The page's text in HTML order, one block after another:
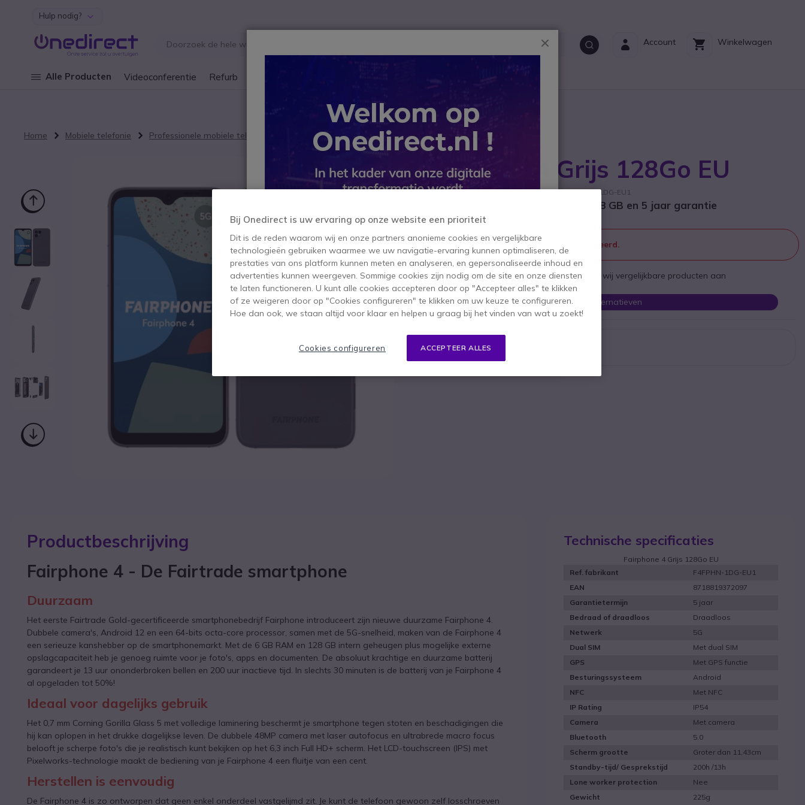
Ga naar de inhoud
Hulp nodig?
Winkelwagen
Account
Alle Producten Videoconferentie Refurb Waarom Onedirect?
B2B-webshop – Minimale bestelwaarde: 300 € (excl. btw)
Home Mobiele telefonie Professionele mobiele telefoons Rugged Smartphones Fairphone 4 Grijs 128Go EU
Fairphone 4 Grijs 128Go EU
SKU FAIRPH4128GBEU // Referentie fabrikant: F4FPHN-1DG-EU1
De duurzame 5G-smartphone met 128 GB en 5 jaar garantie
Dit product wordt niet meer geproduceerd.
Om u van dienst te zijn bieden wij vergelijkbare producten aan
Bekijk alternatieven
Productbeschrijving
Fairphone 4 - De Fairtrade smartphone
Duurzaam
Het eerste Fairtrade Gold-gecertificeerde smartphonebedrijf Fairphone introduceert zijn nieuwe duurzame Fairphone 4.
Dubbele camera's, Android 12 en een 64-bits octa-core processor, samen met de 5G-snelheid, maken van de Fairphone 4
een serieuze kanshebber op de smartphonemarkt. Met de 6 GB RAM en 128 GB intern geheugen plus mogelijke externe
opslagcapaciteit heb je genoeg ruimte voor je foto's, apps en documenten. De absoluut krachtige en duurzame batterij
garandeert je 13 uur ononderbroken bellen en 200 uur inactieve tijd. In slechts 30 minuten is de batterij van je Fairphone 4
al opgeladen tot 50%!
Ideaal voor dagelijks gebruik
Het 0,7 mm Corning Gorilla Glass 5 met volledige laminering beschermt je smartphone tegen stoten en beschadigingen die
hij kan oplopen in het drukke dagelijkse leven. De dubbele 48MP camera met laser autofocus en ultrabrede macro focus
belooft je scherpe foto's die je realistisch kunt bekijken op het 6,3 inch Full HD+ scherm. Het LCD-touchscreen (IPS) met
Pixelworks-technologie maakt de bediening van je Fairphone 4 een fluitje van een cent.
Herstellen is eenvoudig
De Fairphone 4 is zo ontworpen dat geen enkel onderdeel vastgelijmd zit. Je kunt de telefoon gewoon zelf losschroeven
Technische specificaties
Fairphone 4 Grijs 128Go EU
Ref. fabrikant
F4FPHN-1DG-EU1
EAN
8718819372097
Garantietermijn
5 jaar
Bedraad of draadloos
Draadloos
Netwerk
5G
Dual SIM
Met dual SIM
GPS
Met GPS functie
Besturingssysteem
Android
NFC
Met NFC
IP Rating
IP54
Camera
Met camera
Bluetooth
5.0
Scherm grootte
Groter dan 11,43cm
Standby-tijd/ Gesprekstijd
200h /13h
Lone worker protection
Nee
Gewicht
225g
Bij Onedirect is uw ervaring op onze website een prioriteit
Dit is de reden waarom wij en onze partners anonieme cookies en vergelijkbare
technologieën gebruiken waarmee we uw navigatie-ervaring kunnen optimaliseren, de
prestaties van ons platform kunnen meten en analyseren, en gepersonaliseerde inhoud en
advertenties kunnen weergeven. Sommige cookies zijn nodig om de site en onze diensten
te laten functioneren. U kunt alle cookies accepteren door op "Accepteer alles" te klikken
of ze weigeren door op "Cookies configureren" te klikken om uw keuze te configureren.
Hoe dan ook, we staan altijd voor klaar en helpen u graag bij het vinden van wat u zoekt!
ACCEPTEER ALLES
Cookies configureren